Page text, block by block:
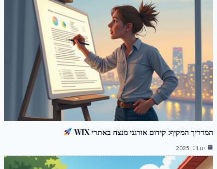
המדריך המקיף: קידום אורגני מנצח באתרי WIX
ינו 11, 2025